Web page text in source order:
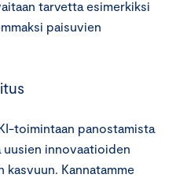
tarvetta esimerkiksi
paisuvien
toimintaan panostamista
uusien innovaatioiden
Kannatamme